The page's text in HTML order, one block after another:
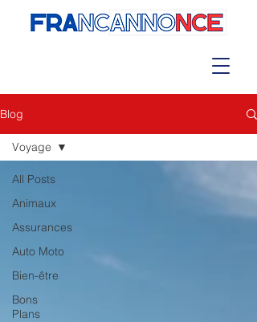
Blog
All Posts
Animaux
Assurances
Auto Moto
Bien-être
Bons
Plans
Voyage